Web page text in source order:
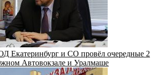
Екатеринбург и СО провёл очередные 2
Автовокзале и Уралмаше